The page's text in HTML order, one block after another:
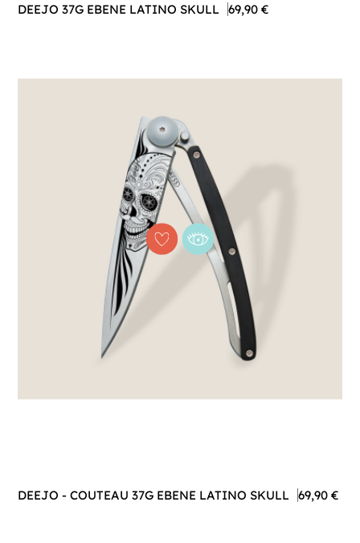
DEEJO 37G EBENE LATINO SKULL 69,90 €
DEEJO - COUTEAU 37G EBENE LATINO SKULL 69,90 €